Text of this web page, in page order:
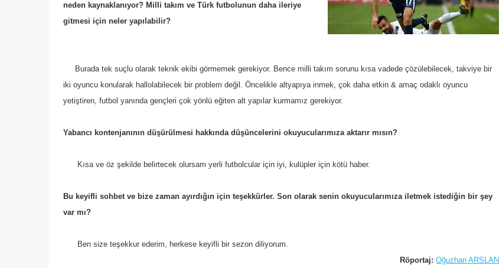
neden kaynaklanıyor? Milli takım ve Türk futbolunun daha ileriye
gitmesi için neler yapılabilir?
Burada tek suçlu olarak teknik ekibi görmemek gerekiyor. Bence milli takım sorunu kısa vadede çözülebilecek, takviye bir
iki oyuncu konularak hallolabilecek bir problem değil. Öncelikle altyapıya inmek, çok daha etkin & amaç odaklı oyuncu
yetiştiren, futbol yanında gençleri çok yönlü eğiten alt yapılar kurmamız gerekiyor.
Yabancı kontenjanının düşürülmesi hakkında düşüncelerini okuyucularımıza aktarır mısın?
Kısa ve öz şekilde belirtecek olursam yerli futbolcular için iyi, kulüpler için kötü haber.
Bu keyifli sohbet ve bize zaman ayırdığın için teşekkürler. Son olarak senin okuyucularımıza iletmek istediğin bir şey
var mı?
Ben size teşekkur ederim, herkese keyifli bir sezon diliyorum.
Röportaj:Oğuzhan ARSLAN